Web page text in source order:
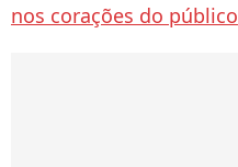
nos corações do público